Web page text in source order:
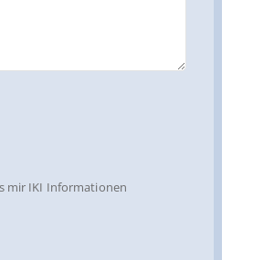
mir IKI Informationen